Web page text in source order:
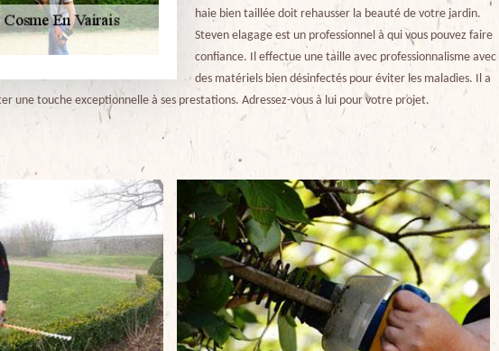
haie bien taillée doit rehausser la beauté de votre jardin.
Steven elagage est un professionnel à qui vous pouvez faire
confiance. Il effectue une taille avec professionnalisme avec
des matériels bien désinfectés pour éviter les maladies. Il a
une touche exceptionnelle à ses prestations. Adressez-vous à lui pour votre projet.